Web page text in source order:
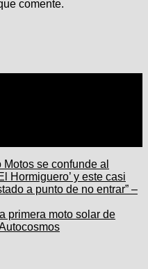
comente.
Motos se confunde al
Hormiguero’ y este casi
a punto de no entrar” –
primera moto solar de